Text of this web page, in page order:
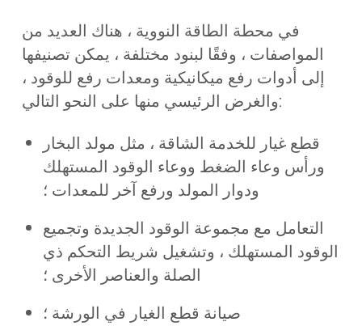
في محطة الطاقة النووية ، هناك العديد من
المواصفات ، وفقًا لبنود مختلفة ، يمكن تصنيفها
إلى أدوات رفع ميكانيكية ومعدات رفع للوقود ،
والغرض الرئيسي منها على النحو التالي:
قطع غيار للخدمة الشاقة ، مثل مولد البخار
ورأس وعاء الضغط ووعاء الوقود المستهلك
ودوار المولد ورفع آخر للمعدات ؛
التعامل مع مجموعة الوقود الجديدة وتجميع
الوقود المستهلك ، وتشغيل شريط التحكم ذي
الصلة والعناصر الأخرى ؛
صيانة قطع الغيار في الورشة ؛